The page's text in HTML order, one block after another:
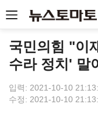
국민의힘 "이
수라 정치' 말
입력: 2021-10-10
수정: 2021-10-10